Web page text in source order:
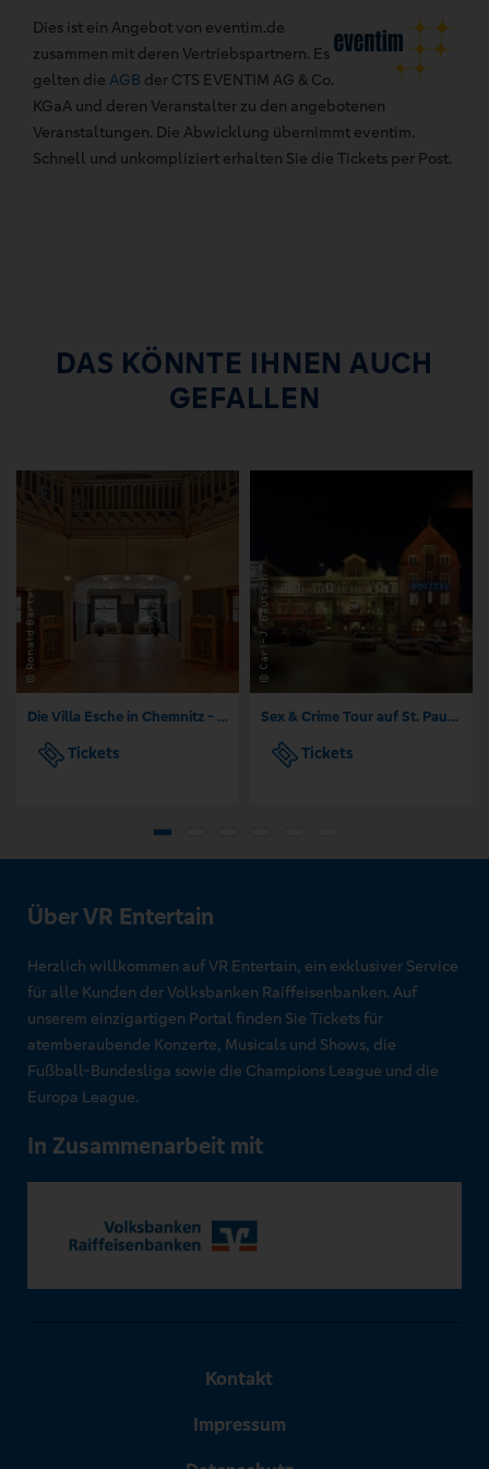
Dies ist ein Angebot von eventim.de
zusammen mit deren Vertriebspartnern. Es
gelten die AGB der CTS EVENTIM AG & Co.
KGaA und deren Veranstalter zu den angebotenen
Veranstaltungen. Die Abwicklung übernimmt eventim.
Schnell und unkompliziert erhalten Sie die Tickets per Post.
DAS KÖNNTE IHNEN AUCH
GEFALLEN
Die Villa Esche in Chemnitz - Führungen
Tickets
Sex & Crime Tour auf St. Pauli (ab 18. J.) | Adventure World Tours
Tickets
Über VR Entertain
Herzlich willkommen auf VR Entertain, ein exklusiver Service
für alle Kunden der Volksbanken Raiffeisenbanken. Auf
unserem einzigartigen Portal finden Sie Tickets für
atemberaubende Konzerte, Musicals und Shows, die
Fußball-Bundesliga sowie die Champions League und die
Europa League.
In Zusammenarbeit mit
Kontakt
Impressum